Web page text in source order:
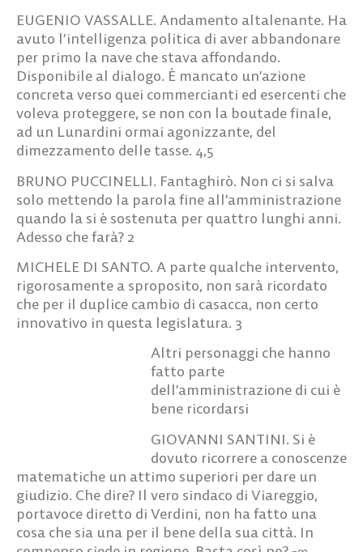
EUGENIO VASSALLE. Andamento altalenante. Ha
avuto l’intelligenza politica di aver abbandonare
per primo la nave che stava affondando.
Disponibile al dialogo. È mancato un’azione
concreta verso quei commercianti ed esercenti che
voleva proteggere, se non con la boutade finale,
ad un Lunardini ormai agonizzante, del
dimezzamento delle tasse. 4,5
BRUNO PUCCINELLI. Fantaghirò. Non ci si salva
solo mettendo la parola fine all’amministrazione
quando la si è sostenuta per quattro lunghi anni.
Adesso che farà? 2
MICHELE DI SANTO. A parte qualche intervento,
rigorosamente a sproposito, non sarà ricordato
che per il duplice cambio di casacca, non certo
innovativo in questa legislatura. 3
Altri personaggi che hanno
fatto parte
dell’amministrazione di cui è bene ricordarsi
conoscenze matematiche un attimo superiori per
dare un giudizio. Che dire? Il vero sindaco di
Viareggio, portavoce diretto di Verdini, non ha
fatto una cosa che sia una per il bene della sua
città. In compenso siede in regione. Basta così no?
-∞